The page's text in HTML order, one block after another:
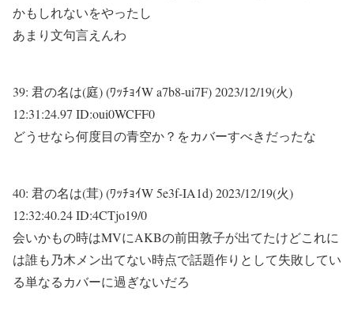
かもしれないをやったし
あまり文句言えんわ
39: 君の名は(庭) (ﾜｯﾁｮｲW a7b8-ui7F)2023/12/19(火)
12:31:24.97 ID:oui0WCFF0
どうせなら何度目の青空か？をカバーすべきだったな
40: 君の名は(茸) (ﾜｯﾁｮｲW 5e3f-IA1d)2023/12/19(火)
12:32:40.24 ID:4CTjo19/0
会いかもの時はMVにAKBの前田敦子が出てたけどこれに
は誰も乃木メン出てない時点で話題作りとして失敗してい
る単なるカバーに過ぎないだろ